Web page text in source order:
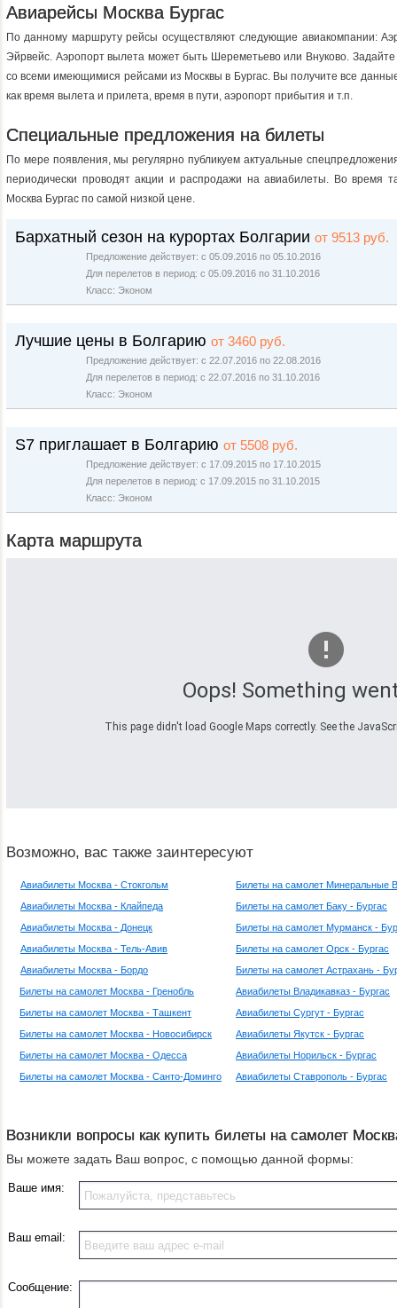
Авиарейсы Москва Бургас
По данному маршруту рейсы осуществляют следующие авиакомпании:
Эйрвейс. Аэропорт вылета может быть Шереметьево или Внуково.
со всеми имеющимися рейсами из Москвы в Бургас. Вы получите все
как время вылета и прилета, время в пути, аэропорт прибытия и т.п.
Специальные предложения на билеты
По мере появления, мы регулярно публикуем актуальные
периодически проводят акции и распродажи на авиабилеты. Во время
Москва Бургас по самой низкой цене.
Бархатный сезон на курортах Болгарии от 9513 руб.
Предложение действует: с 05.09.2016 по 05.10.2016
Для перелетов в период: с 05.09.2016 по 31.10.2016
Класс: Эконом
Лучшие цены в Болгарию от 3460 руб.
Предложение действует: с 22.07.2016 по 22.08.2016
Для перелетов в период: с 22.07.2016 по 31.10.2016
Класс: Эконом
S7 приглашает в Болгарию от 5508 руб.
Предложение действует: с 17.09.2015 по 17.10.2015
Для перелетов в период: с 17.09.2015 по 31.10.2015
Класс: Эконом
Карта маршрута
Oops! Something
This page didn't load Google Maps correctly. See the
Возможно, вас также заинтересуют
Авиабилеты Москва - Стокгольм
Авиабилеты Москва - Клайпеда
Авиабилеты Москва - Донецк
Авиабилеты Москва - Тель-Авив
Авиабилеты Москва - Бордо
Билеты на самолет Москва - Гренобль
Билеты на самолет Москва - Ташкент
Билеты на самолет Москва - Новосибирск
Билеты на самолет Москва - Одесса
Билеты на самолет Москва - Санто-Доминго
Билеты на самолет Минеральные
Билеты на самолет Баку - Бургас
Билеты на самолет Мурманск -
Билеты на самолет Орск - Бургас
Билеты на самолет Астрахань -
Авиабилеты Владикавказ - Бургас
Авиабилеты Сургут - Бургас
Авиабилеты Якутск - Бургас
Авиабилеты Норильск - Бургас
Авиабилеты Ставрополь - Бургас
Возникли вопросы как купить билеты на самолет
Вы можете задать Ваш вопрос, с помощью данной формы:
Ваше имя:
Ваш email:
Сообщение: